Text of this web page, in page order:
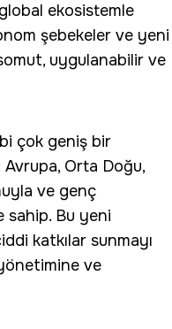
global ekosistemle
şebekeler ve yeni
uygulanabilir ve
çok geniş bir
Orta Doğu,
ve genç
sahip. Bu yeni
katkılar sunmayı
ve